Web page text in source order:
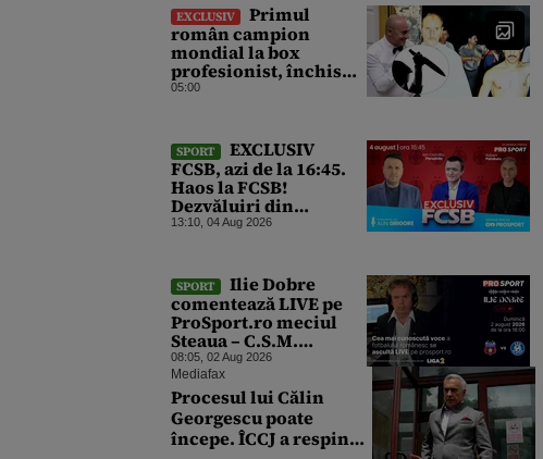
EXCLUSIV
Primul
român campion
mondial la box
profesionist, închis
pentru tentativă de
interlop periculos
05:00
SPORT
EXCLUSIV
FCSB, azi de la 16:45.
Haos la FCSB!
Dezvăluiri din
vestiarul roș-
dezamăgitoare
13:10, 04 Aug 2026
SPORT
Ilie Dobre
comentează LIVE pe
ProSport.ro meciul
Steaua – C.S.M.
Slatina, duminică, 2
august 2026, de la ora
16:00
08:05, 02 Aug 2026
Mediafax
Procesul lui Călin
Georgescu poate
începe. ÎCCJ a respins